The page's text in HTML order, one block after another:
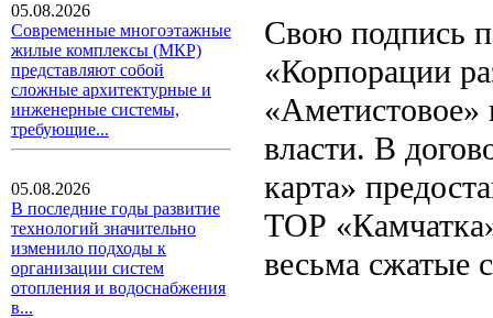
05.08.2026
Современные многоэтажные
жилые комплексы (МКР)
представляют собой
сложные архитектурные и
инженерные системы,
требующие...
05.08.2026
В последние годы развитие
технологий значительно
изменило подходы к
организации систем
отопления и водоснабжения
в...
Свою подпись
«Корпорации
«Аметистовое»
власти. В
карта»
ТОР
весьма сжатые